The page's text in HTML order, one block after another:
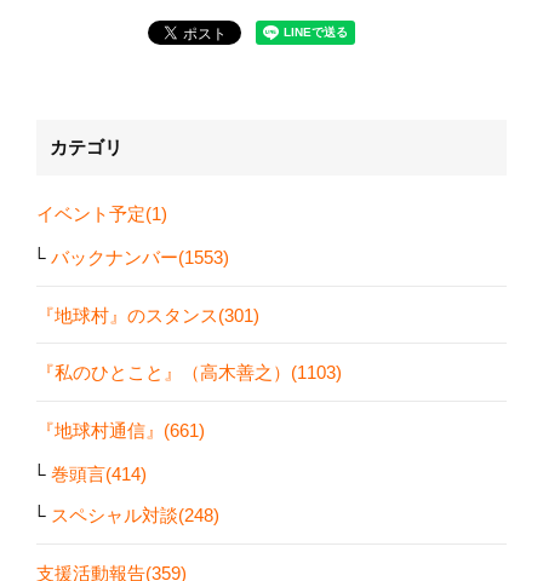
カテゴリ
イベント予定(1)
バックナンバー(1553)
『地球村』のスタンス(301)
『私のひとこと』（高木善之）(1103)
『地球村通信』(661)
巻頭言(414)
スペシャル対談(248)
支援活動報告(359)